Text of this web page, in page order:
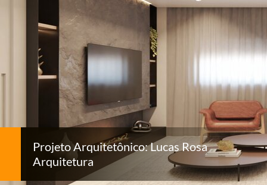
Projeto Arquitetônico: Lucas Rosa
Arquitetura